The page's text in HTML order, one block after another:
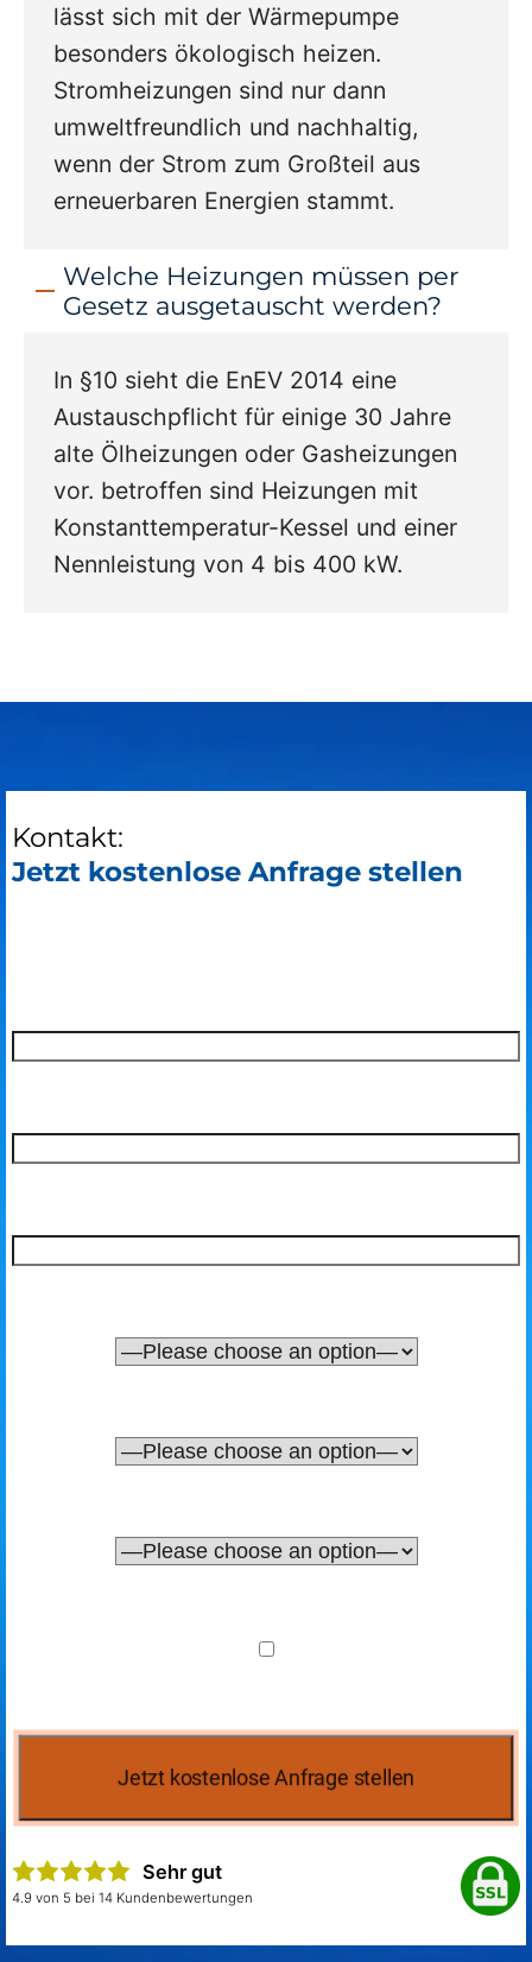
lässt sich mit der Wärmepumpe
besonders ökologisch heizen.
Stromheizungen sind nur dann
umweltfreundlich und nachhaltig,
wenn der Strom zum Großteil aus
erneuerbaren Energien stammt.
Welche Heizungen müssen per
Gesetz ausgetauscht werden?
In §10 sieht die EnEV 2014 eine
Austauschpflicht für einige 30 Jahre
alte Ölheizungen oder Gasheizungen
vor. betroffen sind Heizungen mit
Konstanttemperatur-Kessel und einer
Nennleistung von 4 bis 400 kW.
Kontakt:
Jetzt kostenlose Anfrage stellen
Sehr gut
4.9 von 5 bei 14 Kundenbewertungen